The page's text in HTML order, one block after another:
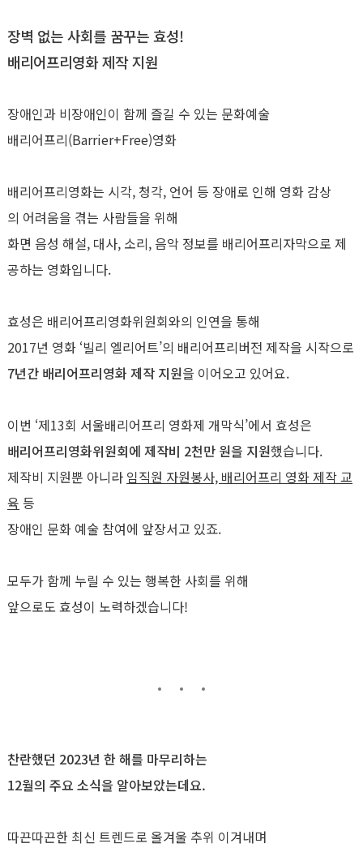
장벽 없는 사회를 꿈꾸는 효성!
배리어프리영화 제작 지원
장애인과 비장애인이 함께 즐길 수 있는 문화예술
배리어프리(Barrier+Free)영화
배리어프리영화는 시각, 청각, 언어 등 장애로 인해 영화 감상
의 어려움을 겪는 사람들을 위해
화면 음성 해설, 대사, 소리, 음악 정보를 배리어프리자막으로 제
공하는 영화입니다.
효성은 배리어프리영화위원회와의 인연을 통해
2017년 영화 ‘빌리 엘리어트’의 배리어프리버전 제작을 시작으로
7년간 배리어프리영화 제작 지원을 이어오고 있어요.
이번 ‘제13회 서울배리어프리 영화제 개막식’에서 효성은
배리어프리영화위원회에 제작비 2천만 원을 지원했습니다.
제작비 지원뿐 아니라 임직원 자원봉사, 배리어프리 영화 제작 교
육 등
장애인 문화 예술 참여에 앞장서고 있죠.
모두가 함께 누릴 수 있는 행복한 사회를 위해
앞으로도 효성이 노력하겠습니다!
찬란했던 2023년 한 해를 마무리하는
12월의 주요 소식을 알아보았는데요.
따끈따끈한 최신 트렌드로 올겨울 추위 이겨내며